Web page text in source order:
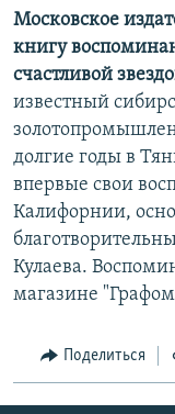
Московское
книгу
счастливой
известный
долгие годы в
впервые свои
Калифорнии,
Кулаева.
магазине
Поделиться